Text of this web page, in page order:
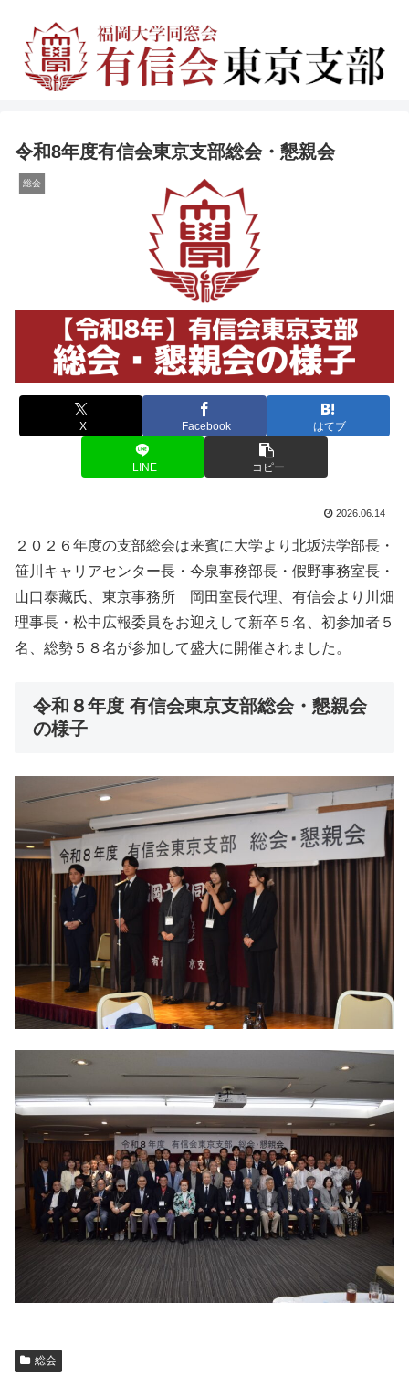
令和8年度有信会東京支部総会・懇親会
総会
X Facebook はてブ
LINE コピー
2026.06.14
２０２６年度の支部総会は来賓に大学より北坂法学部長・
笹川キャリアセンター長・今泉事務部長・假野事務室長・
山口泰藏氏、東京事務所 岡田室長代理、有信会より川畑
理事長・松中広報委員をお迎えして新卒５名、初参加者５
名、総勢５８名が参加して盛大に開催されました。
令和８年度 有信会東京支部総会・懇親会
の様子
総会